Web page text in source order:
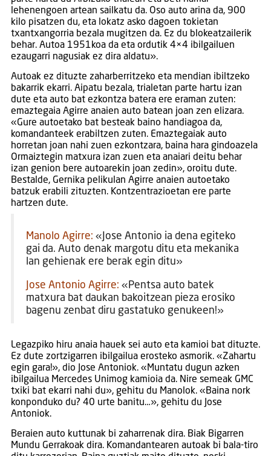
lehenengoen artean sailkatu da. Oso auto arina da, 900
kilo pisatzen du, eta lokatz asko dagoen tokietan
txantxangorria bezala mugitzen da. Ez du blokeatzailerik
behar. Autoa 1951koa da eta ordutik 4×4 ibilgailuen
ezaugarri nagusiak ez dira aldatu».
Autoak ez dituzte zaharberritzeko eta mendian ibiltzeko
bakarrik ekarri. Aipatu bezala, trialetan parte hartu izan
dute eta auto bat ezkontza batera ere eraman zuten:
emaztegaia Agirre anaien auto batean joan zen elizara.
«Gure autoetako bat besteak baino handiagoa da,
komandanteek erabiltzen zuten. Emaztegaiak auto
horretan joan nahi zuen ezkontzara, baina hara gindoazela
Ormaiztegin matxura izan zuen eta anaiari deitu behar
izan genion bere autoarekin joan zedin», oroitu dute.
Bestalde, Gernika pelikulan Agirre anaien autoetako
batzuk erabili zituzten. Kontzentrazioetan ere parte
hartzen dute.
Manolo Agirre: «Jose Antonio ia dena egiteko
gai da. Auto denak margotu ditu eta mekanika
lan gehienak ere berak egin ditu»
Jose Antonio Agirre: «Pentsa auto batek
matxura bat daukan bakoitzean pieza erosiko
bagenu zenbat diru gastatuko genukeen!»
Legazpiko hiru anaia hauek sei auto eta kamioi bat dituzte.
Ez dute zortzigarren ibilgailua erosteko asmorik. «Zahartu
egin gara!», dio Jose Antoniok. «Muntatu dugun azken
ibilgailua Mercedes Unimog kamioia da. Nire semeak GMC
txiki bat ekarri nahi du», gehitu du Manolok. «Baina nork
konponduko du? 40 urte banitu…», gehitu du Jose
Antoniok.
Beraien auto kuttunak bi zaharrenak dira. Biak Bigarren
Mundu Gerrakoak dira. Komandantearen autoak bi bala-tiro